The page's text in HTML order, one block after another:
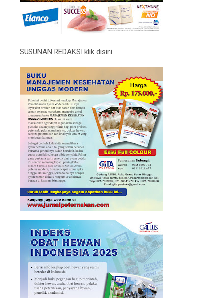
SUSUNAN REDAKSI klik disini